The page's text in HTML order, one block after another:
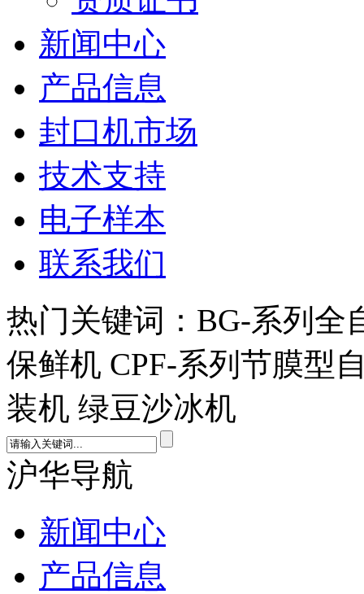
新闻中心
产品信息
封口机市场
技术支持
电子样本
联系我们
热门关键词：BG-系列全
保鲜机 CPF-系列节膜型
装机 绿豆沙冰机
沪华导航
新闻中心
产品信息